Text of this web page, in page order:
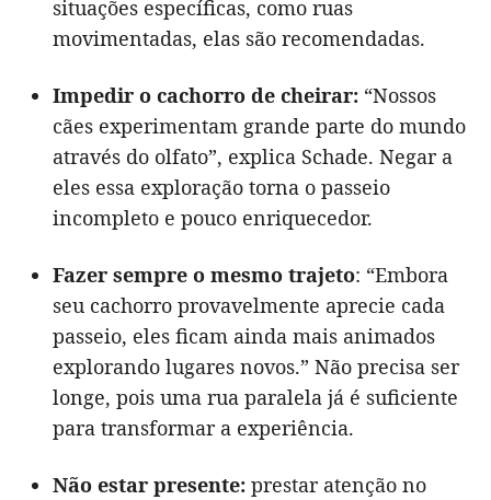
situações específicas, como ruas
movimentadas, elas são recomendadas.
Impedir o cachorro de cheirar: “Nossos
cães experimentam grande parte do mundo
através do olfato”, explica Schade. Negar a
eles essa exploração torna o passeio
incompleto e pouco enriquecedor.
Fazer sempre o mesmo trajeto: “Embora
seu cachorro provavelmente aprecie cada
passeio, eles ficam ainda mais animados
explorando lugares novos.” Não precisa ser
longe, pois uma rua paralela já é suficiente
para transformar a experiência.
Não estar presente: prestar atenção no